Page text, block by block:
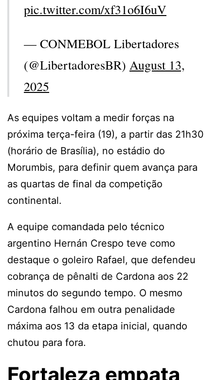
pic.twitter.com/xf31o6I6uV
— CONMEBOL Libertadores
(@LibertadoresBR) August 13,
2025
As equipes voltam a medir forças na
próxima terça-feira (19), a partir das 21h30
(horário de Brasília), no estádio do
Morumbis, para definir quem avança para
as quartas de final da competição
continental.
A equipe comandada pelo técnico
argentino Hernán Crespo teve como
destaque o goleiro Rafael, que defendeu
cobrança de pênalti de Cardona aos 22
minutos do segundo tempo. O mesmo
Cardona falhou em outra penalidade
máxima aos 13 da etapa inicial, quando
chutou para fora.
Fortaleza empata